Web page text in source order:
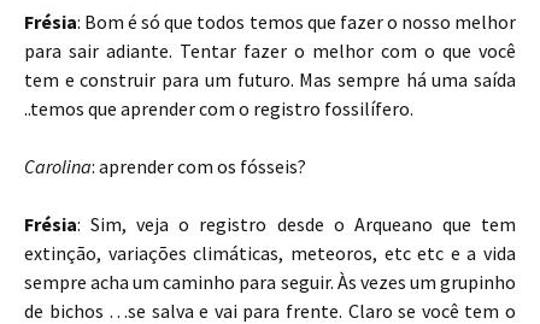
Frésia: Bom é só que todos temos que fazer o nosso melhor
para sair adiante. Tentar fazer o melhor com o que você
tem e construir para um futuro. Mas sempre há uma saída
..temos que aprender com o registro fossilífero.
Carolina: aprender com os fósseis?
Frésia: Sim, veja o registro desde o Arqueano que tem
extinção, variações climáticas, meteoros, etc etc e a vida
sempre acha um caminho para seguir. Às vezes um grupinho
de bichos …se salva e vai para frente. Claro se você tem o